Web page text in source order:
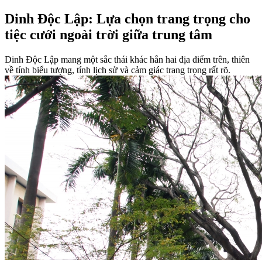
Dinh Độc Lập: Lựa chọn trang trọng cho
tiệc cưới ngoài trời giữa trung tâm
Dinh Độc Lập mang một sắc thái khác hẳn hai địa điểm trên, thiên
về tính biểu tượng, tính lịch sử và cảm giác trang trọng rất rõ.